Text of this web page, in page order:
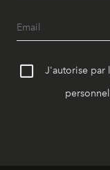
J'autorise par